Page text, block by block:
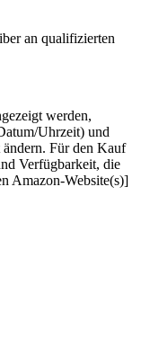
an qualifizierten
werden,
Uhrzeit) und
Für den Kauf
Verfügbarkeit, die
Amazon-Website(s)]